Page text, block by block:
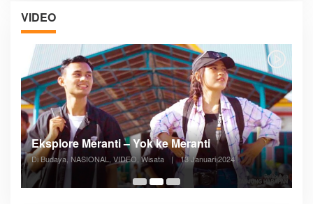
VIDEO
05:08
Posyandu Melayani Semua Siklus Hidup
Di ADVERTORIAL, Kesehatan, VIDEO 27 Desember 2023